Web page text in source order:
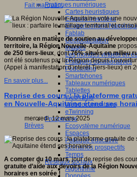
Pratiques numériques
Cartes heuristiques
Classes inversées
Environnement
Fablab
Géolocalisation
Images
Les mondes virtuels en
Pratiques collaboratives
Podcasting
Smartphones
Tableaux numériques
Tablettes
Web radio
Webdocumentaire
eTwinning
Prospective
Ecosystème numérique
Espaces
Politique éducative
Scénarios prospectifs
Temps
Réseaux sociaux
Algorithme
Fait marquant
Pionnière en matière de soutien au
territoire, la Région Nouvelle-Aquitaine
de 250 tiers-lieux, dont76% situés en milieu
ont été soutenus par la Région depuis
(Appel à manifestation d’intérêt Tiers-lieux) en
En savoir plus...
Reprise des cours : la plateforme
en Nouvelle-Aquitaine étend ses
mercredi, 12 mars 2025
Brèves
A compter du 10 mars, jour de reprise des
gratuite d’aide aux devoirs de la Région
horaires en soirée !